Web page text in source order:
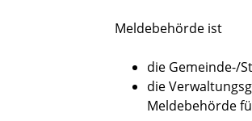
Meldebehörde ist
die Gemeinde-/
die
Meldebehörde